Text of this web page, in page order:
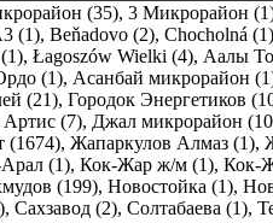
(35), 3 Микрорайон
(1), Beňadovo (2), Chocholná (1)
, Łagoszów Wielki (4), Аалы
(1), Асанбай микрорайон
(21), Городок Энергетиков
(7), Джал микрорайон
(1674), Жапаркулов Алмаз (1),
(1), Кок-Жар ж/м (1), Кок-
(199), Новостойка (1),
, Сахзавод (2), Солтабаева (1),